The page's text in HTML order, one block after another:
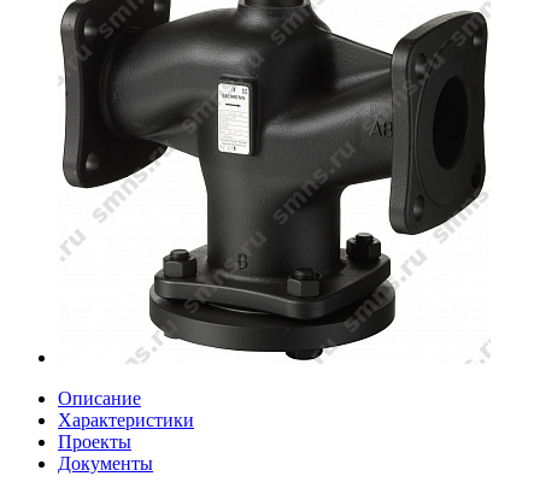
Описание
Характеристики
Проекты
Документы